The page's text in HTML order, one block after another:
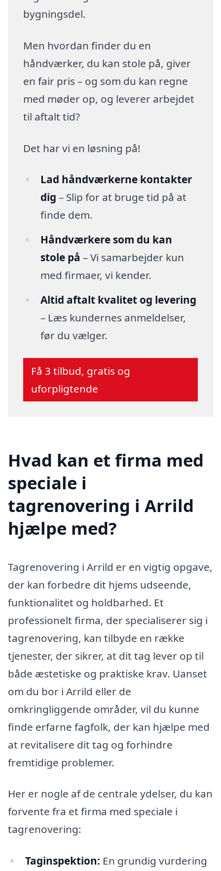
bygningsdel.
Men hvordan finder du en
håndværker, du kan stole på, giver
en fair pris – og som du kan regne
med møder op, og leverer arbejdet
til aftalt tid?
Det har vi en løsning på!
Lad håndværkerne kontakter
dig – Slip for at bruge tid på at
finde dem.
Håndværkere som du kan
stole på – Vi samarbejder kun
med firmaer, vi kender.
Altid aftalt kvalitet og levering
– Læs kundernes anmeldelser,
før du vælger.
Få 3 tilbud, gratis og
uforpligtende
Hvad kan et firma med
speciale i
tagrenovering i Arrild
hjælpe med?
Tagrenovering i Arrild er en vigtig opgave,
der kan forbedre dit hjems udseende,
funktionalitet og holdbarhed. Et
professionelt firma, der specialiserer sig i
tagrenovering, kan tilbyde en række
tjenester, der sikrer, at dit tag lever op til
både æstetiske og praktiske krav. Uanset
om du bor i Arrild eller de
omkringliggende områder, vil du kunne
finde erfarne fagfolk, der kan hjælpe med
at revitalisere dit tag og forhindre
fremtidige problemer.
Her er nogle af de centrale ydelser, du kan
forvente fra et firma med speciale i
tagrenovering:
Taginspektion: En grundig vurdering